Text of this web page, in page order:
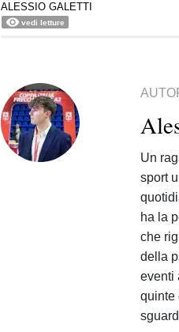
ALESSIO GALETTI
vedi letture
Un
sport
ha la
che
della
eventi
quinte